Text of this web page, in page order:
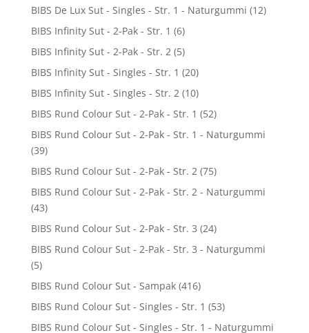
BIBS De Lux Sut - Singles - Str. 1 - Naturgummi (12)
BIBS Infinity Sut - 2-Pak - Str. 1 (6)
BIBS Infinity Sut - 2-Pak - Str. 2 (5)
BIBS Infinity Sut - Singles - Str. 1 (20)
BIBS Infinity Sut - Singles - Str. 2 (10)
BIBS Rund Colour Sut - 2-Pak - Str. 1 (52)
BIBS Rund Colour Sut - 2-Pak - Str. 1 - Naturgummi
(39)
BIBS Rund Colour Sut - 2-Pak - Str. 2 (75)
BIBS Rund Colour Sut - 2-Pak - Str. 2 - Naturgummi
(43)
BIBS Rund Colour Sut - 2-Pak - Str. 3 (24)
BIBS Rund Colour Sut - 2-Pak - Str. 3 - Naturgummi
(5)
BIBS Rund Colour Sut - Sampak (416)
BIBS Rund Colour Sut - Singles - Str. 1 (53)
BIBS Rund Colour Sut - Singles - Str. 1 - Naturgummi